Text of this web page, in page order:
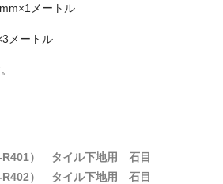
メートル
メートル
R401） タイル下地用 石目
R402） タイル下地用 石目